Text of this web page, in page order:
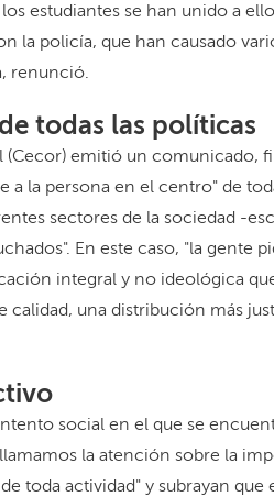
estudiantes se han unido a
la policía, que han causado
renunció.
todas las políticas
(Cecor) emitió un comunicado,
a la persona en el centro" de
sectores de la sociedad -
En este caso, "la gente
integral y no ideológica
una distribución más
social en el que se
la atención sobre la
toda actividad" y subrayan que